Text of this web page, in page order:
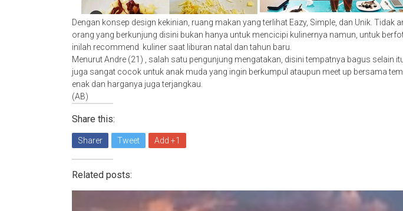
Dengan konsep design kekinian, ruang makan yang terlihat Eazy, Simple, dan Unik. Tidak
orang yang berkunjung disini bukan hanya untuk mencicipi kulinernya namun, untuk
inilah recommend kuliner saat liburan natal dan tahun baru.
Menurut Andre (21) , salah satu pengunjung mengatakan, disini tempatnya bagus selain
juga sangat cocok untuk anak muda yang ingin berkumpul ataupun meet up bersama
enak dan harganya juga terjangkau.
(AB)
Share this:
Sharer Tweet Add +1
Related posts: